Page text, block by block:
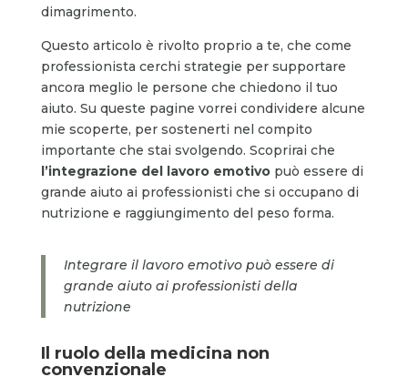
dimagrimento.
Questo articolo è rivolto proprio a te, che come
professionista cerchi strategie per supportare
ancora meglio le persone che chiedono il tuo
aiuto. Su queste pagine vorrei condividere alcune
mie scoperte, per sostenerti nel compito
importante che stai svolgendo. Scoprirai che
l’integrazione del lavoro emotivopuò essere di
grande aiuto ai professionisti che si occupano di
nutrizione e raggiungimento del peso forma.
Integrare il lavoro emotivo può essere di
grande aiuto ai professionisti della
nutrizione
Il ruolo della medicina non
convenzionale